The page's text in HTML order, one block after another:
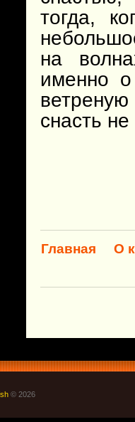
тогда,
на
именно
снасть
Главная О
© 2026